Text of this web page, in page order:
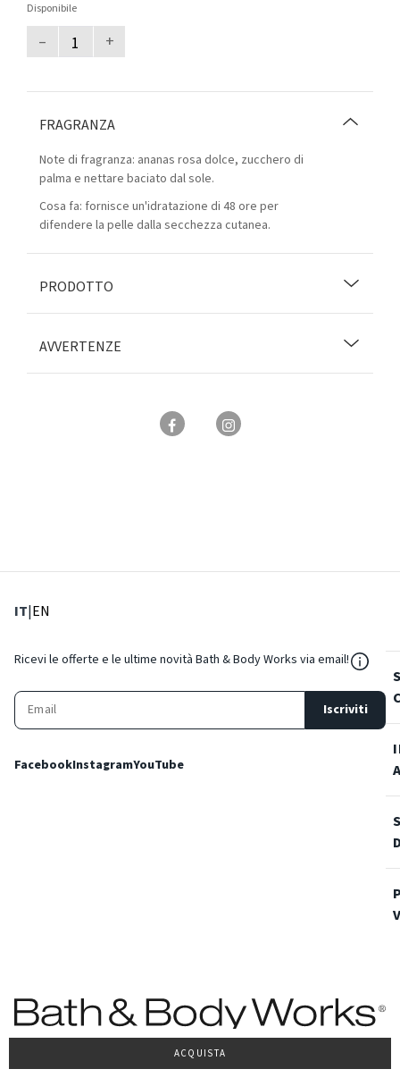
Disponibile
– +
ACQUISTA
FRAGRANZA
Note di fragranza: ananas rosa dolce, zucchero di
palma e nettare baciato dal sole.
Cosa fa: fornisce un'idratazione di 48 ore per
difendere la pelle dalla secchezza cutanea.
PRODOTTO
AVVERTENZE
IT: Lingua corrente
|EN
Ricevi le offerte e le ultime novità Bath & Body Works via email!
Iscriviti
FacebookInstagramYouTube